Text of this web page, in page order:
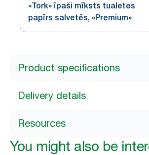
«Tork» īpaši mīksts tualetes
papīrs salvetēs, «Premium»
Product specifications
Delivery details
Resources
You might also be